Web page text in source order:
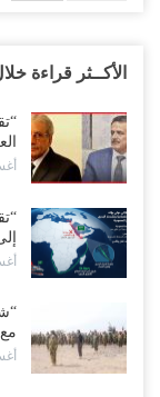
الأكــثر قراءة